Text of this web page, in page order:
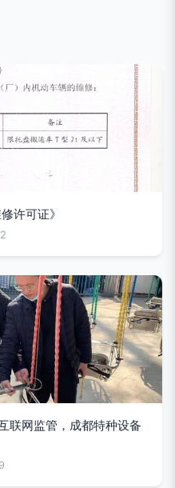
许可证》
联网监管，成都特种设备